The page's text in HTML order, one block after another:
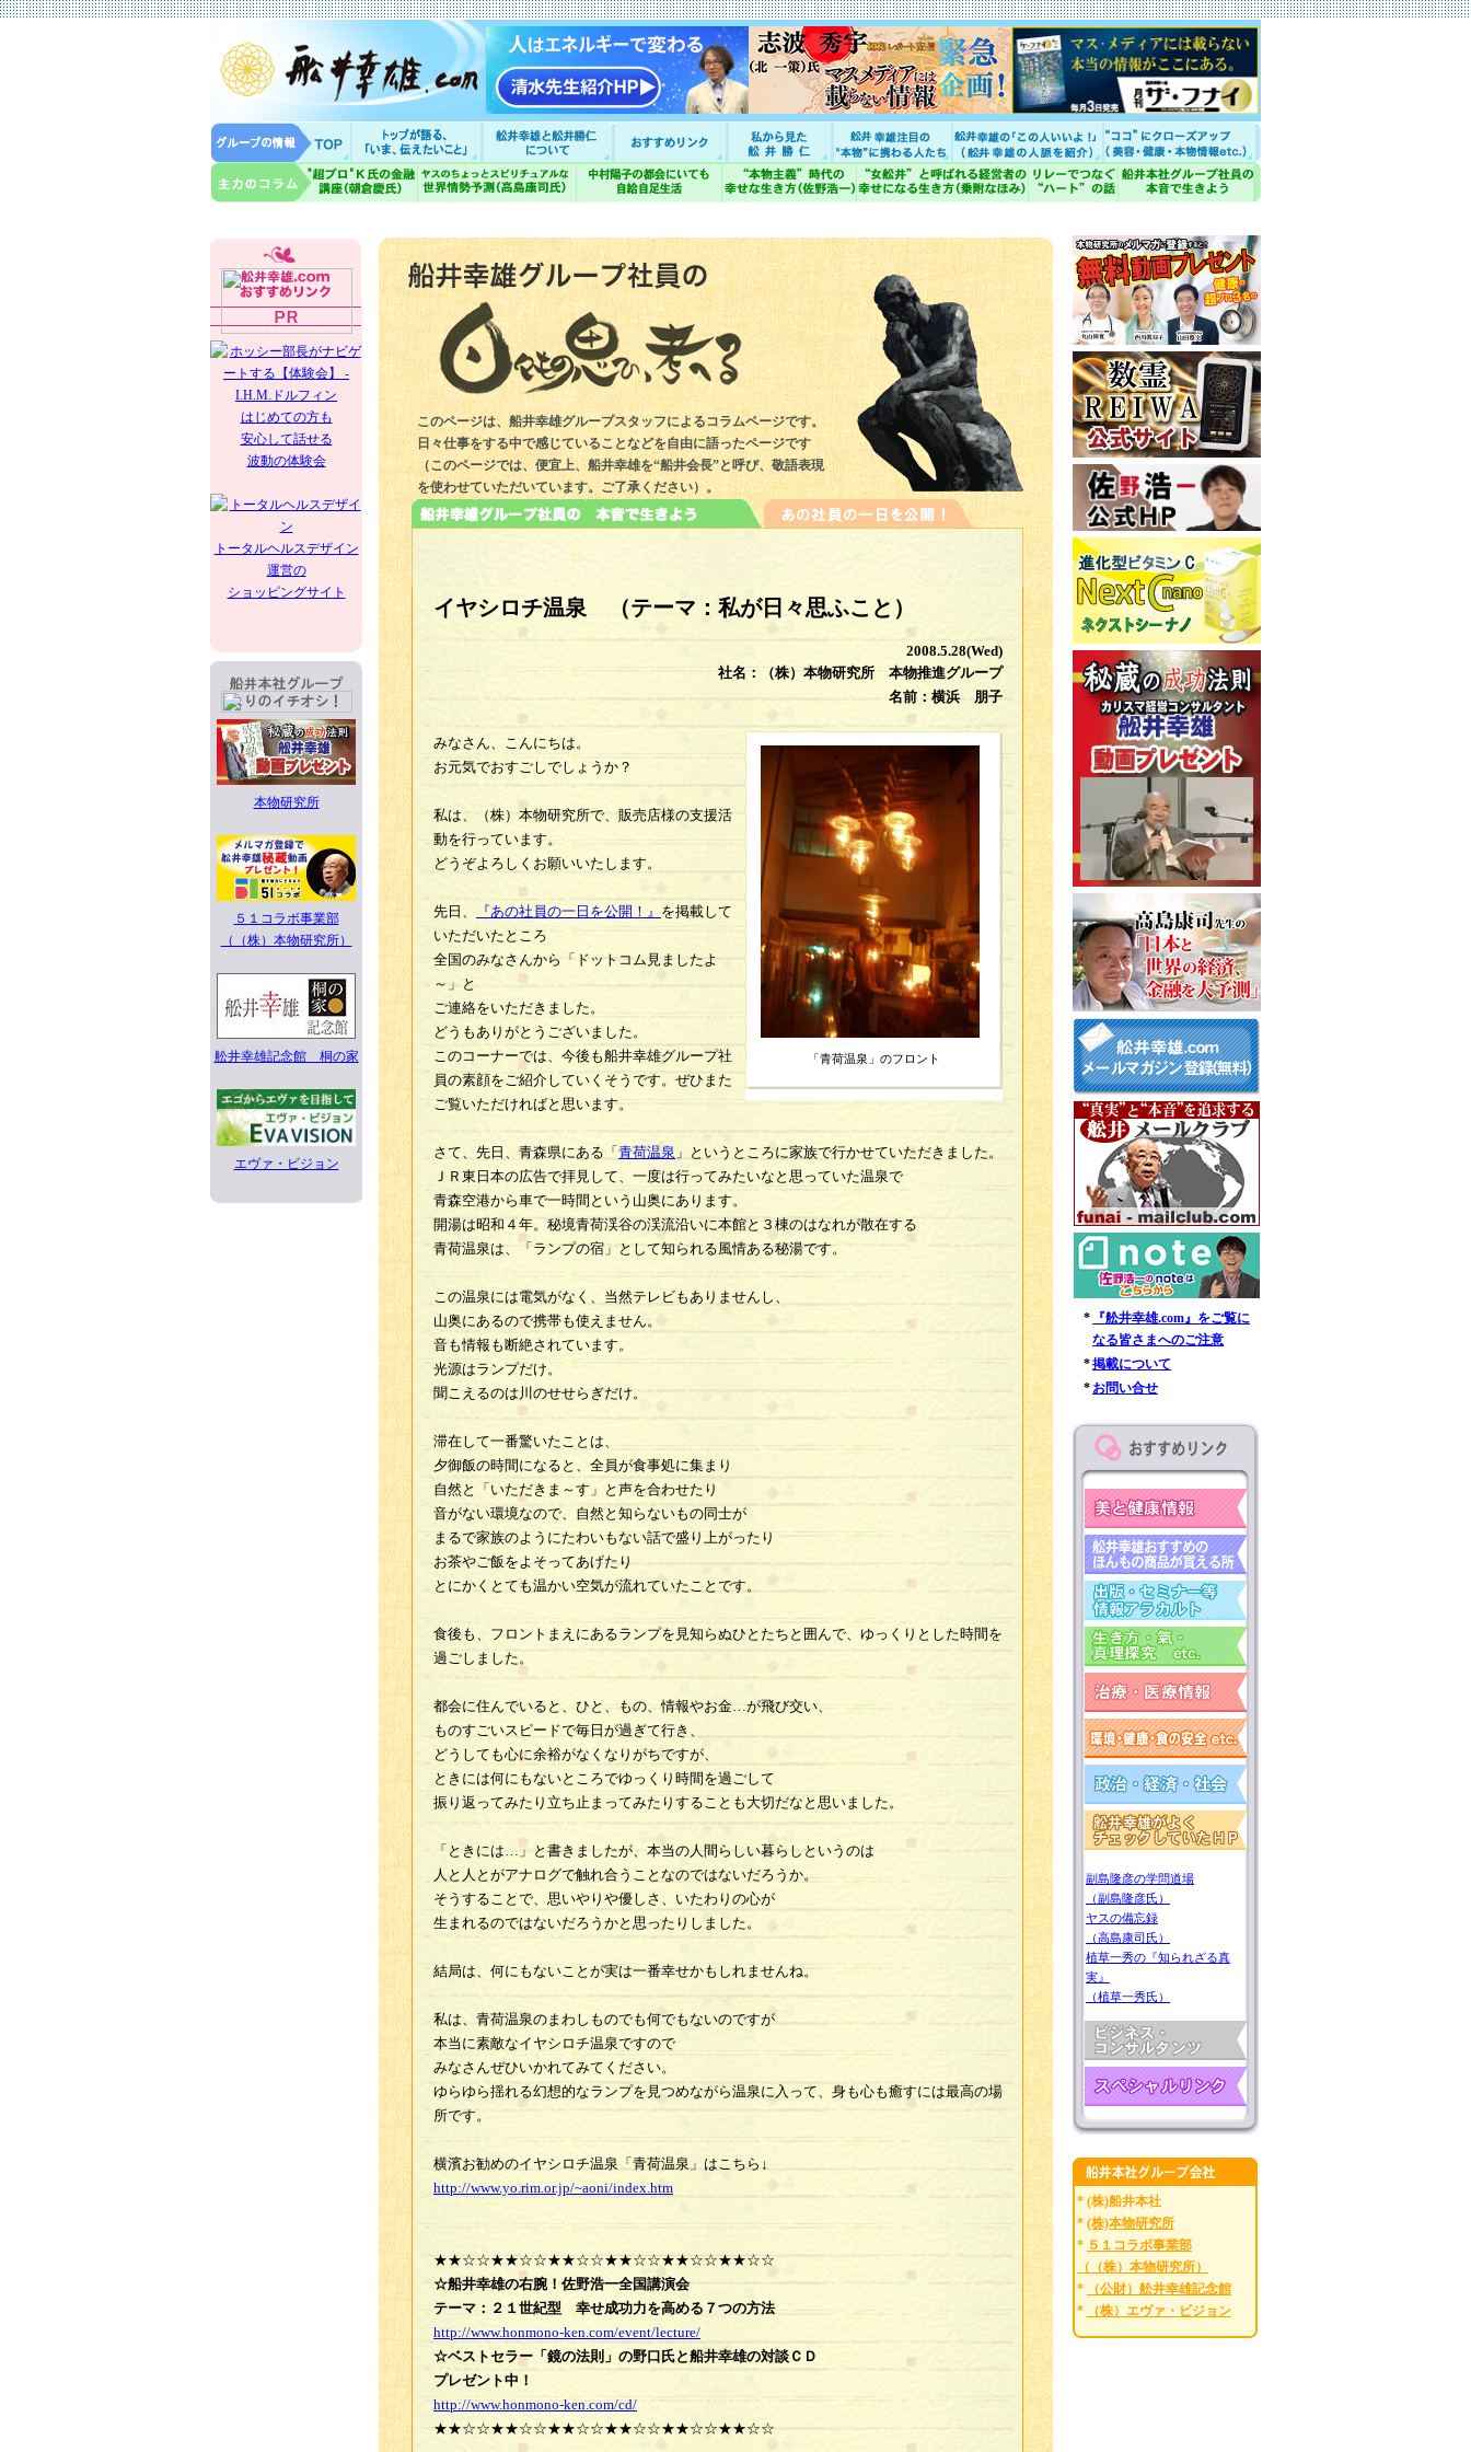
はじめての方も
安心して話せる
波動の体験会
トータルヘルスデザイン
運営の
ショッピングサイト
本物研究所
５１コラボ事業部
（（株）本物研究所）
舩井幸雄記念館 桐の家
エヴァ・ビジョン
このページは、船井幸雄グループスタッフによるコラムページです。
日々仕事をする中で感じていることなどを自由に語ったページです
（このページでは、便宜上、船井幸雄を“船井会長”と呼び、敬語表現
を使わせていただいています。ご了承ください）。
イヤシロチ温泉 （テーマ：私が日々思ふこと）
2008.5.28(Wed)
社名：（株）本物研究所 本物推進グループ
名前：横浜 朋子
「青荷温泉」のフロント
みなさん、こんにちは。
お元気でおすごしでしょうか？
私は、（株）本物研究所で、販売店様の支援活
動を行っています。
どうぞよろしくお願いいたします。
先日、 『あの社員の一日を公開！』 を掲載して
いただいたところ
全国のみなさんから「ドットコム見ましたよ
～」と
ご連絡をいただきました。
どうもありがとうございました。
このコーナーでは、今後も船井幸雄グループ社
員の素顔をご紹介していくそうです。ぜひまた
ご覧いただければと思います。
さて、先日、青森県にある「 青荷温泉 」というところに家族で行かせていただきました。
ＪＲ東日本の広告で拝見して、一度は行ってみたいなと思っていた温泉で
青森空港から車で一時間という山奥にあります。
開湯は昭和４年。秘境青荷渓谷の渓流沿いに本館と３棟のはなれが散在する
青荷温泉は、「ランプの宿」として知られる風情ある秘湯です。
この温泉には電気がなく、当然テレビもありませんし、
山奥にあるので携帯も使えません。
音も情報も断絶されています。
光源はランプだけ。
聞こえるのは川のせせらぎだけ。
滞在して一番驚いたことは、
夕御飯の時間になると、全員が食事処に集まり
自然と「いただきま～す」と声を合わせたり
音がない環境なので、自然と知らないもの同士が
まるで家族のようにたわいもない話で盛り上がったり
お茶やご飯をよそってあげたり
とにかくとても温かい空気が流れていたことです。
食後も、フロントまえにあるランプを見知らぬひとたちと囲んで、ゆっくりとした時間を
過ごしました。
都会に住んでいると、ひと、もの、情報やお金…が飛び交い、
ものすごいスピードで毎日が過ぎて行き、
どうしても心に余裕がなくなりがちですが、
ときには何にもないところでゆっくり時間を過ごして
振り返ってみたり立ち止まってみたりすることも大切だなと思いました。
「ときには…」と書きましたが、本当の人間らしい暮らしというのは
人と人とがアナログで触れ合うことなのではないだろうか。
そうすることで、思いやりや優しさ、いたわりの心が
生まれるのではないだろうかと思ったりしました。
結局は、何にもないことが実は一番幸せかもしれませんね。
私は、青荷温泉のまわしものでも何でもないのですが
本当に素敵なイヤシロチ温泉ですので
みなさんぜひいかれてみてください。
ゆらゆら揺れる幻想的なランプを見つめながら温泉に入って、身も心も癒すには最高の場
所です。
横濱お勧めのイヤシロチ温泉「青荷温泉」はこちら↓
http://www.yo.rim.or.jp/~aoni/index.htm
★★☆☆★★☆☆★★☆☆★★☆☆★★☆☆★★☆☆
☆船井幸雄の右腕！佐野浩一全国講演会
テーマ：２１世紀型 幸せ成功力を高める７つの方法
http://www.honmono-ken.com/event/lecture/
☆ベストセラー「鏡の法則」の野口氏と船井幸雄の対談ＣＤ
プレゼント中！
http://www.honmono-ken.com/cd/
★★☆☆★★☆☆★★☆☆★★☆☆★★☆☆★★☆☆
*
『舩井幸雄.com』をご覧に
なる皆さまへのご注意
*掲載について
* お問い合せ
副島隆彦の学問道場
（副島隆彦氏）
ヤスの備忘録
（高島康司氏）
植草一秀の『知られざる真
実』
（植草一秀氏）
* (株)船井本社
* (株)本物研究所
* ５１コラボ事業部
（（株）本物研究所）
*
（公財）舩井幸雄記念館
*
（株）エヴァ・ビジョン